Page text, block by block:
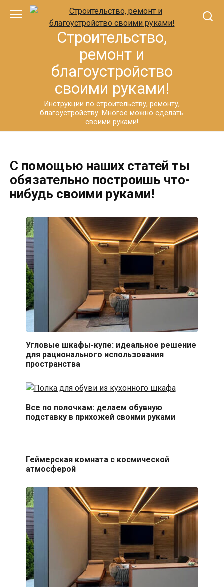
Перейти
Строительство,
ремонт и
благоустройство
своими руками!
Инструкции по строительству, ремонту,
благоустройству. Многое можно сделать
своими руками!
С помощью наших статей ты
обязательно построишь что-
нибудь своими руками!
Угловые шкафы-купе: идеальное решение
для рационального использования
пространства
Все по полочкам: делаем обувную
подставку в прихожей своими руками
Геймерская комната с космической
атмосферой